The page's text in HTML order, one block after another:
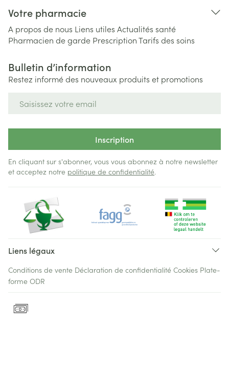
Votre pharmacie
A propos de nous Liens utiles Actualités santé
Pharmacien de garde PrescriptionTarifs des soins
Bulletin d’information
Restez informé des nouveaux produits et promotions
Inscription
En cliquant sur s'abonner, vous vous abonnez à notre newsletter
et acceptez notre politique de confidentialité.
Liens légaux
Conditions de vente Déclaration de confidentialité Cookies Plate-
forme ODR